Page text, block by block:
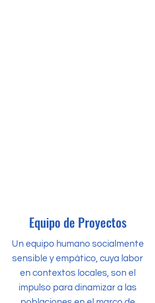
Equipo de Proyectos
Un equipo humano socialmente
sensible y empático, cuya labor
en contextos locales, son el
impulso para dinamizar a las